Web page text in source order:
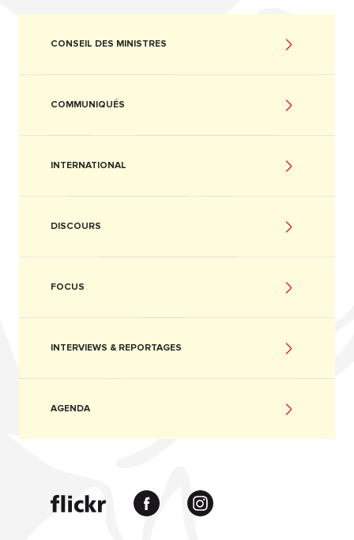
CONSEIL DES MINISTRES
COMMUNIQUÉS
INTERNATIONAL
DISCOURS
FOCUS
INTERVIEWS & REPORTAGES
AGENDA